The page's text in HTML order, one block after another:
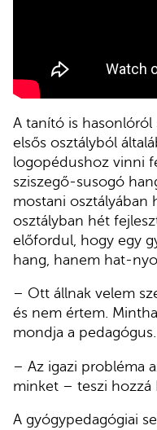
A tanító is hasonlóról
elsős osztályból
logopédushoz vinni
sziszegő-susogó
mostani osztályában
osztályban hét
előfordul, hogy egy
hang, hanem hat-
– Ott állnak velem
és nem értem.
mondja a pedagógus.
– Az igazi probléma
minket – teszi hozzá
A gyógypedagógiai